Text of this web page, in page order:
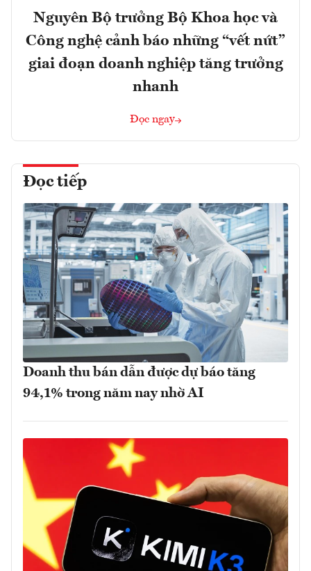
Nguyên Bộ trưởng Bộ Khoa học và
Công nghệ cảnh báo những “vết nứt”
giai đoạn doanh nghiệp tăng trưởng
nhanh
Đọc ngay
Đọc tiếp
Doanh thu bán dẫn được dự báo tăng
94,1% trong năm nay nhờ AI